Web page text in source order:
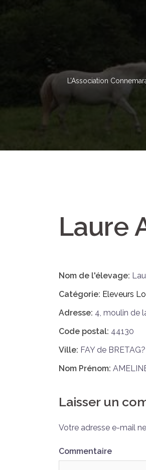
L’Association
Laure
Nom de l'élevage:
Catégorie: Eleveurs
Adresse: 4, moulin de
Code postal: 44130
Ville: FAY de
Nom Prénom:
Laisser un
Votre adresse e-mail
Commentaire